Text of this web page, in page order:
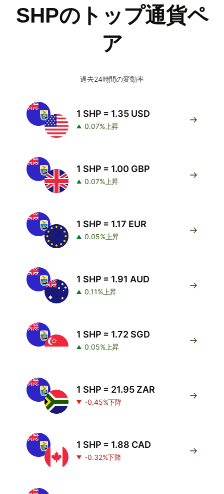
SHPのトップ通貨ペ
ア
過去24時間の変動率
1 SHP = 1.35 USD
0.07%上昇
1 SHP = 1.00 GBP
0.07%上昇
1 SHP = 1.17 EUR
0.05%上昇
1 SHP = 1.91 AUD
0.11%上昇
1 SHP = 1.72 SGD
0.05%上昇
1 SHP = 21.95 ZAR
-0.45%下降
1 SHP = 1.88 CAD
-0.32%下降